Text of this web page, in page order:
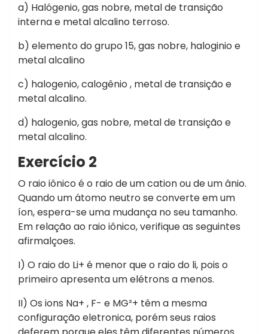
a) Halógenio, gas nobre, metal de transição
interna e metal alcalino terroso.
b) elemento do grupo 15, gas nobre, haloginio e
metal alcalino
c) halogenio, calogênio , metal de transição e
metal alcalino.
d) halogenio, gas nobre, metal de transição e
metal alcalino.
Exercício 2
O raio iônico é o raio de um cation ou de um ânio.
Quando um átomo neutro se converte em um
íon, espera-se uma mudança no seu tamanho.
Em relação ao raio iônico, verifique as seguintes
afirmalçoes.
I) O raio do Li+ é menor que o raio do li, pois o
primeiro apresenta um elétrons a menos.
II) Os ions Na+ , F- e MG²+ têm a mesma
configuração eletronica, porém seus raios